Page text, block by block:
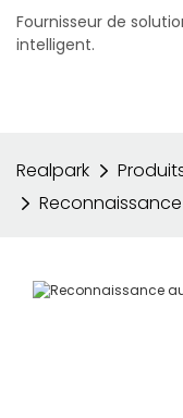
Fournisseur de
intelligent.
Realpark